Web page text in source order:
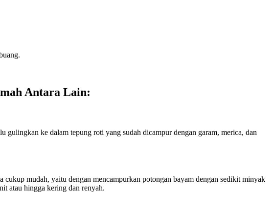
Antara Lain:
ke dalam tepung roti yang sudah dicampur dengan garam, merica, dan
mudah, yaitu dengan mencampurkan potongan bayam dengan sedikit minyak
atau hingga kering dan renyah.